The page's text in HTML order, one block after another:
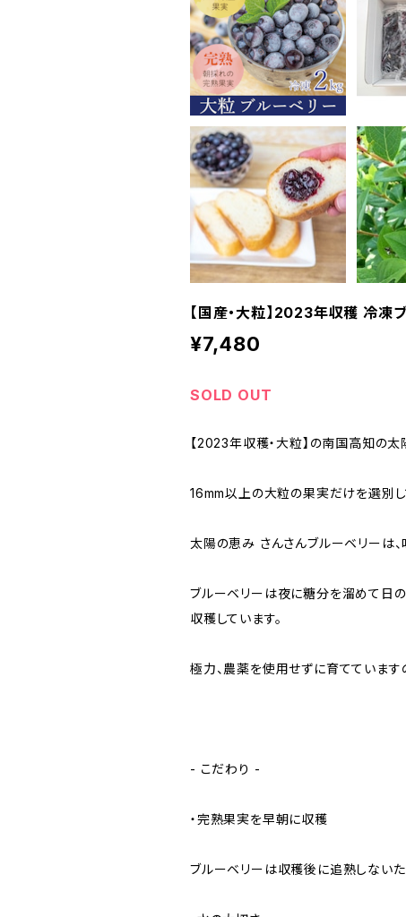
【国産・大粒】2023年収穫 冷
¥7,480
SOLD OUT
【2023年収穫・大粒】の南国高知の
16mm以上の大粒の果実だけを選別し
太陽の恵み さんさんブルーベリーは、
ブルーベリーは夜に糖分を溜めて日
収穫しています。
極力、農薬を使用せずに育てています
- こだわり -
・完熟果実を早朝に収穫
ブルーベリーは収穫後に追熟しないた